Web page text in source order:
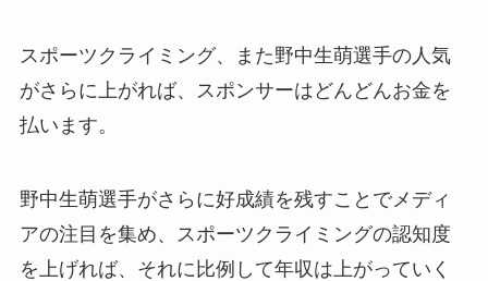
スポーツクライミング、また野中生萌選手の人気
がさらに上がれば、スポンサーはどんどんお金を
払います。
野中生萌選手がさらに好成績を残すことでメディ
アの注目を集め、スポーツクライミングの認知度
を上げれば、それに比例して年収は上がっていく